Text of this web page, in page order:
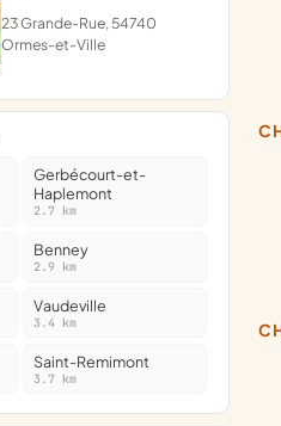
23 Grande-Rue, 54740
Ormes-et-Ville
Gerbécourt-et-
Haplemont
2.7 km
Benney
2.9 km
Vaudeville
3.4 km
Saint-Remimont
3.7 km